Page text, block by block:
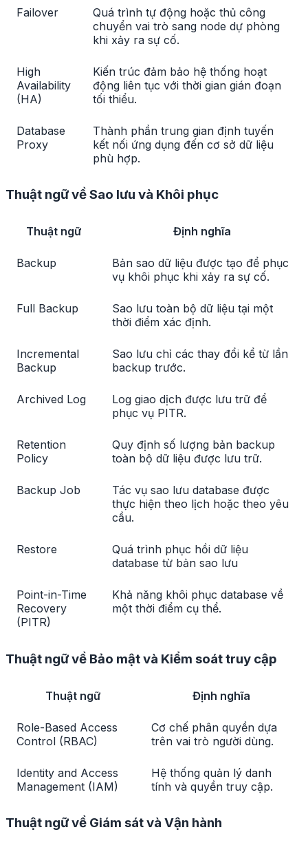
Failover
Quá trình tự động hoặc thủ công
chuyển vai trò sang node dự phòng
khi xảy ra sự cố.
High
Availability
(HA)
Kiến trúc đảm bảo hệ thống hoạt
động liên tục với thời gian gián đoạn
tối thiểu.
Database
Proxy
Thành phần trung gian định tuyến
kết nối ứng dụng đến cơ sở dữ liệu
phù hợp.
Thuật ngữ về Sao lưu và Khôi phục
Thuật ngữ Định nghĩa
Backup
Bản sao dữ liệu được tạo để phục
vụ khôi phục khi xảy ra sự cố.
Full Backup
Sao lưu toàn bộ dữ liệu tại một
thời điểm xác định.
Incremental
Backup
Sao lưu chỉ các thay đổi kể từ lần
backup trước.
Archived Log
Log giao dịch được lưu trữ để
phục vụ PITR.
Retention
Policy
Quy định số lượng bản backup
toàn bộ dữ liệu được lưu trữ.
Backup Job
Tác vụ sao lưu database được
thực hiện theo lịch hoặc theo yêu
cầu.
Restore
Quá trình phục hồi dữ liệu
database từ bản sao lưu
Point-in-Time
Recovery
(PITR)
Khả năng khôi phục database về
một thời điểm cụ thể.
Thuật ngữ về Bảo mật và Kiểm soát truy cập
Thuật ngữ Định nghĩa
Role-Based Access
Control (RBAC)
Cơ chế phân quyền dựa
trên vai trò người dùng.
Identity and Access
Management (IAM)
Hệ thống quản lý danh
tính và quyền truy cập.
Thuật ngữ về Giám sát và Vận hành